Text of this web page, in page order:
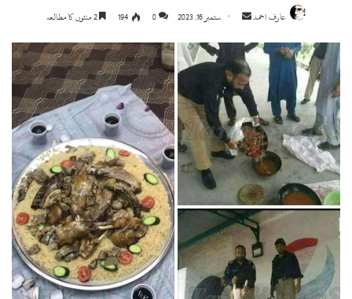
عارف احمد
n
d
a
e
m
i
l
ستمبر 16, 2023 0
194